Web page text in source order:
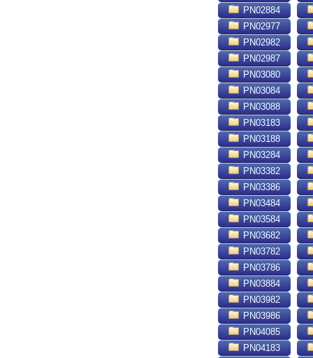
PN02884
PN02977
PN02982
PN02987
PN03080
PN03084
PN03088
PN03183
PN03188
PN03284
PN03382
PN03386
PN03484
PN03584
PN03682
PN03782
PN03786
PN03884
PN03982
PN03986
PN04085
PN04183